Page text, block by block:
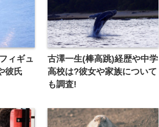
ィギュ
彼氏
古澤一生(棒高跳)経歴や中学
高校は?彼女や家族について
も調査!